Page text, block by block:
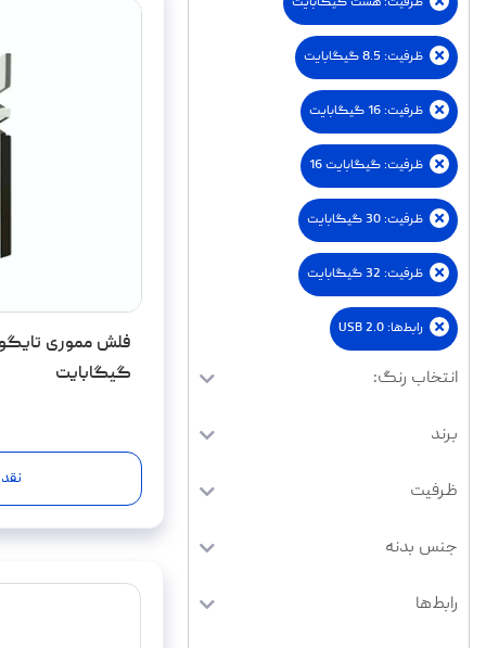
ظرفیت:8.5 گیگابایت
ظرفیت:16 گیگابایت
ظرفیت:گیگابایت 16
ظرفیت:30 گیگابایت
ظرفیت: 32 گیگابایت
رابط‌ها:
USB 2.0
انتخاب رنگ:
برند
ظرفیت
جنس بدنه
رابط‌ها
گیگابایت